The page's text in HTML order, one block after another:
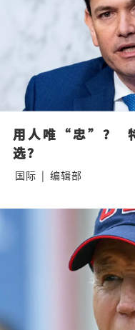
用人唯“忠”？
选？
国际 | 编辑部